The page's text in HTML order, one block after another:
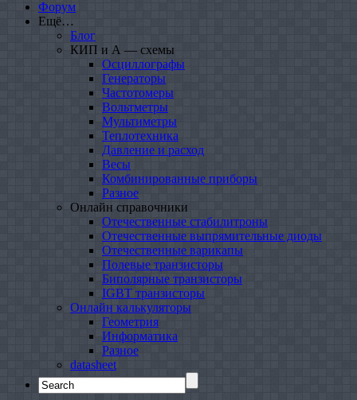
Форум
Ещё…
Блог
КИП и А — схемы
Осциллографы
Генераторы
Частотомеры
Вольтметры
Мультиметры
Теплотехника
Давление и расход
Весы
Комбинированные приборы
Разное
Онлайн справочники
Отечественные стабилитроны
Отечественные выпрямительные диоды
Отечественные варикапы
Полевые транзисторы
Биполярные транзисторы
IGBT транзисторы
Онлайн калькуляторы
Геометрия
Информатика
Разное
datasheet
Search
for: